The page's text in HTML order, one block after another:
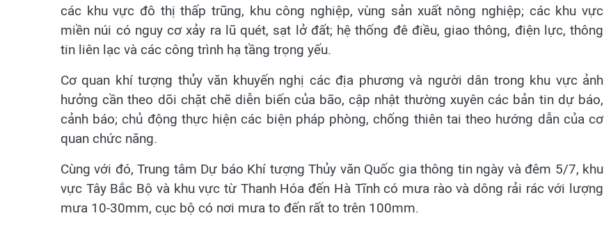
các khu vực đô thị thấp trũng, khu công nghiệp, vùng sản xuất nông nghiệp; các khu vực
miền núi có nguy cơ xảy ra lũ quét, sạt lở đất; hệ thống đê điều, giao thông, điện lực, thông
tin liên lạc và các công trình hạ tầng trọng yếu.
Cơ quan khí tượng thủy văn khuyến nghị các địa phương và người dân trong khu vực ảnh
hưởng cần theo dõi chặt chẽ diễn biến của bão, cập nhật thường xuyên các bản tin dự báo,
cảnh báo; chủ động thực hiện các biện pháp phòng, chống thiên tai theo hướng dẫn của cơ
quan chức năng.
Cùng với đó, Trung tâm Dự báo Khí tượng Thủy văn Quốc gia thông tin ngày và đêm 5/7, khu
vực Tây Bắc Bộ và khu vực từ Thanh Hóa đến Hà Tĩnh có mưa rào và dông rải rác với lượng
mưa 10-30mm, cục bộ có nơi mưa to đến rất to trên 100mm.